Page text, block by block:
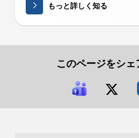
もっと詳しく知る
このページをシェ